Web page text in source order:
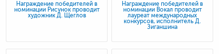
Награждение победителей в
номинации Рисунок проводит
художник Д. Щеглов
Награждение победителей в
номинации Вокал проводит
лауреат международных
конкурсов, исполнитель Д.
Зиганшина